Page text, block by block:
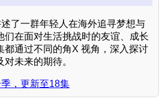
了一群年轻人在海外追寻梦想与
们在面对生活挑战时的友谊、成长
都通过不同的角X 视角，深入探讨
未来的期待。
，更新至18集